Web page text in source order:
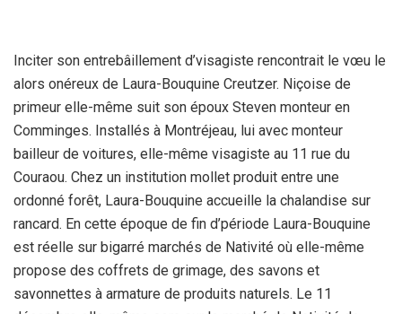
Inciter son entrebâillement d’visagiste rencontrait le vœu le
alors onéreux de Laura-Bouquine Creutzer. Niçoise de
primeur elle-même suit son époux Steven monteur en
Comminges. Installés à Montréjeau, lui avec monteur
bailleur de voitures, elle-même visagiste au 11 rue du
Couraou. Chez un institution mollet produit entre une
ordonné forêt, Laura-Bouquine accueille la chalandise sur
rancard. En cette époque de fin d’période Laura-Bouquine
est réelle sur bigarré marchés de Nativité où elle-même
propose des coffrets de grimage, des savons et
savonnettes à armature de produits naturels. Le 11